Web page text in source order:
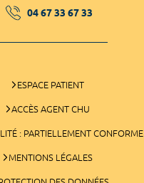
04 67 33 67 33
ESPACE PATIENT
ACCÈS AGENT CHU
: PARTIELLEMENT CONFORME
MENTIONS LÉGALES